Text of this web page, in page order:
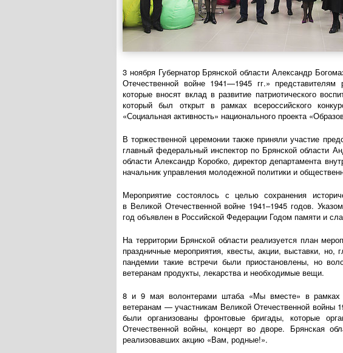
3 ноября Губернатор Брянской области Александр
Отечественной войне 1941—1945 гг.» представителям
которые вносят вклад в развитие патриотического
который был открыт в рамках всероссийского
«Социальная активность» национального проекта
В торжественной церемонии также приняли участие
главный федеральный инспектор по Брянской области
области Александр Коробко, директор департамента
начальник управления молодежной политики и
Мероприятие состоялось с целью сохранения
в Великой Отечественной войне 1941–1945 годов.
год объявлен в Российской Федерации Годом памяти и
На территории Брянской области реализуется план
праздничные мероприятия, квесты, акции, выставки,
пандемии такие встречи были приостановлены, но
ветеранам продукты, лекарства и необходимые вещи.
8 и 9 мая волонтерами штаба «Мы вместе» в
ветеранам — участникам Великой Отечественной войны
были организованы фронтовые бригады, которые
Отечественной войны, концерт во дворе. Брянская
реализовавших акцию «Вам, родные!».